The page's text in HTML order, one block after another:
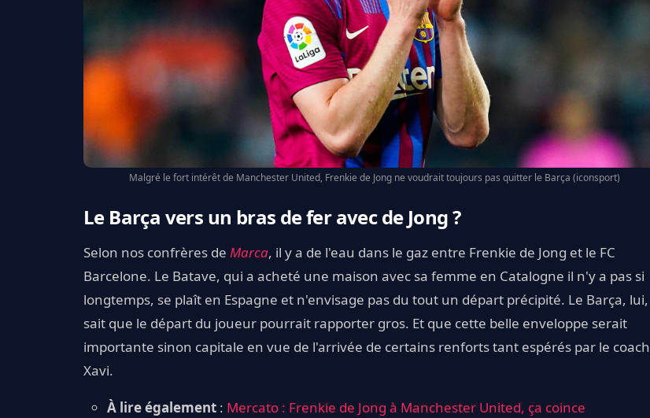
Malgré le fort intérêt de Manchester United, Frenkie de Jong ne voudrait toujours pas quitter le Barça (iconsport)
Le Barça vers un bras de fer avec de Jong ?
Selon nos confrères de Marca, il y a de l'eau dans le gaz entre Frenkie de Jong et le FC
Barcelone. Le Batave, qui a acheté une maison avec sa femme en Catalogne il n'y a pas si
longtemps, se plaît en Espagne et n'envisage pas du tout un départ précipité. Le Barça, lui,
sait que le départ du joueur pourrait rapporter gros. Et que cette belle enveloppe serait
importante sinon capitale en vue de l'arrivée de certains renforts tant espérés par le coach
Xavi.
À lire également : Mercato : Frenkie de Jong à Manchester United, ça coince